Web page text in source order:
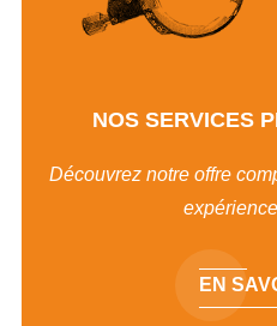
NOS SERVICES
Découvrez notre offre
EN